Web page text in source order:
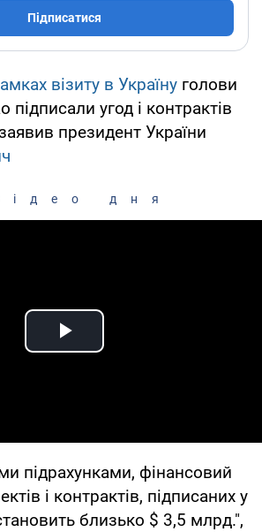
Підписатися
візиту в Україну голови
підписали угод і контрактів
президент України
дня
Play Video
підрахунками, фінансовий
і контрактів, підписаних у
близько $ 3,5 млрд.",